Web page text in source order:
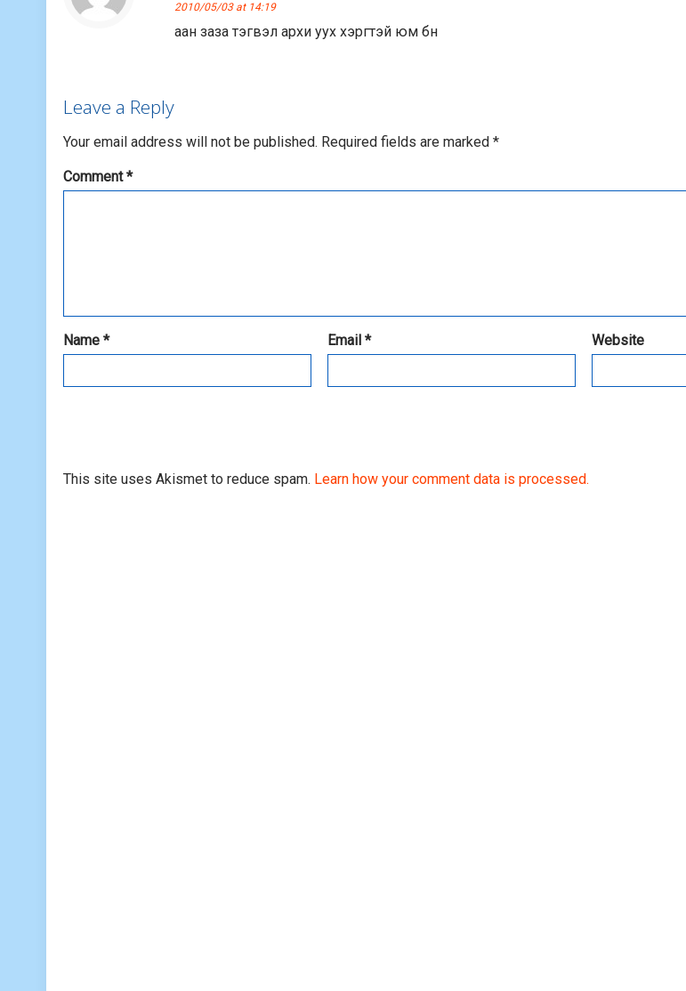
2010/05/03 at 14:19
аан заза тэгвэл архи уух хэргтэй юм бн
Leave a Reply
Your email address will not be published. Required fields are marked*
Comment*
Name* Email* Website
This site uses Akismet to reduce spam. Learn how your comment data is processed.